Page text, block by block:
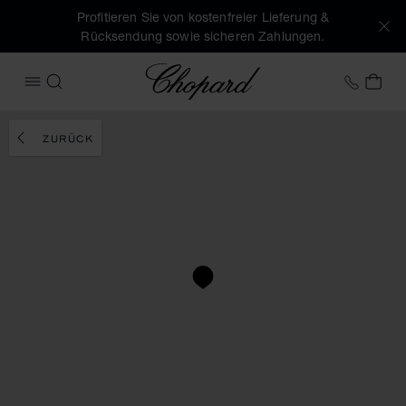
Profitieren Sie von kostenfreier Lieferung &
Rücksendung sowie sicheren Zahlungen.
MENÜ ÖFFNEN
SUCHEN
Chopard +49
ZURÜCK